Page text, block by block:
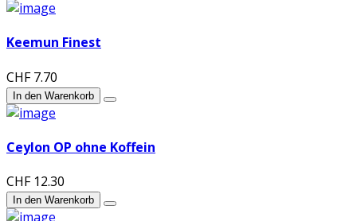
Keemun Finest
CHF 7.70
In den Warenkorb
Ceylon OP ohne Koffein
CHF 12.30
In den Warenkorb